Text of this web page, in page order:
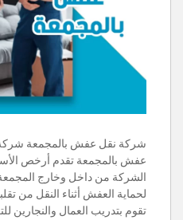
شركة نقل عفش بالمجمعة
عفش بالمجمعة تقدم أرخص
الشركة من داخل وخارج
لحماية العفش أثناء النقل من
تقوم بتدريب العمال والنجارين